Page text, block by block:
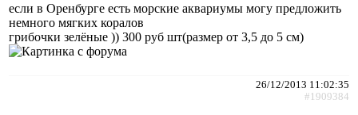
если в Оренбурге есть морские аквариумы могу предложить
немного мягких коралов
грибочки зелёные )) 300 руб шт(размер от 3,5 до 5 см)
26/12/2013 11:02:35
#1909384